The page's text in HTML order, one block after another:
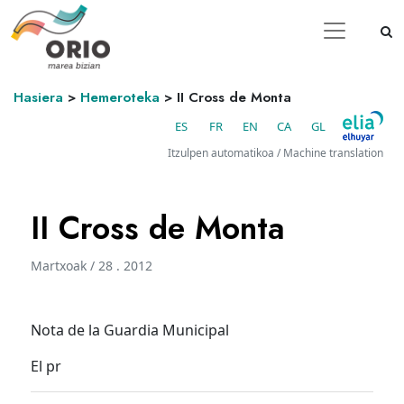
Hasiera > Hemeroteka > II Cross de Monta
ES FR EN CA GL
Itzulpen automatikoa / Machine translation
II Cross de Monta
Martxoak / 28 . 2012
Nota de la Guardia Municipal
El pr